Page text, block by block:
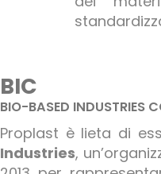
BIC
BIO-BASED INDUSTRIES
Proplast è lieta di
Industries,